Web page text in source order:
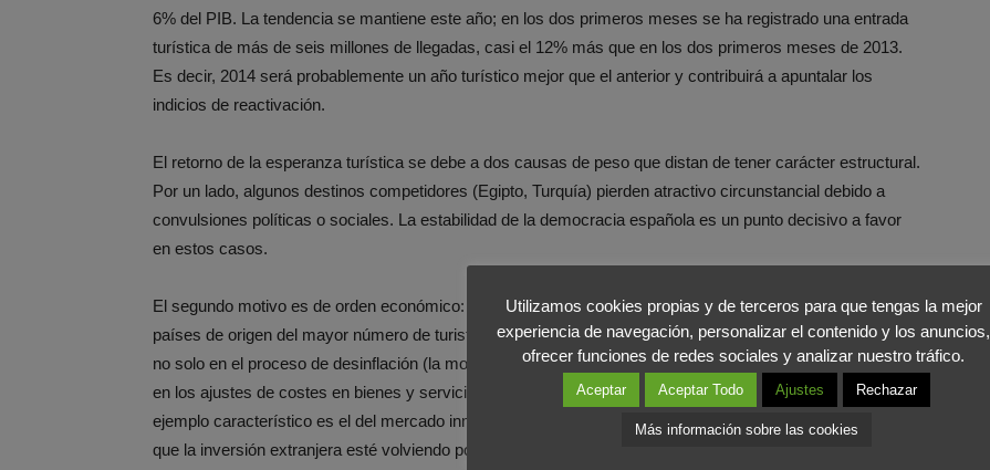
6% del PIB. La tendencia se mantiene este año; en los dos primeros meses se ha registrado una entrada
turística de más de seis millones de llegadas, casi el 12% más que en los dos primeros meses de 2013.
Es decir, 2014 será probablemente un año turístico mejor que el anterior y contribuirá a apuntalar los
indicios de reactivación.
El retorno de la esperanza turística se debe a dos causas de peso que distan de tener carácter estructural.
Por un lado, algunos destinos competidores (Egipto, Turquía) pierden atractivo circunstancial debido a
convulsiones políticas o sociales. La estabilidad de la democracia española es un punto decisivo a favor
en estos casos.
El segundo motivo es de orden económico: España es un país comparativamente barato respecto de los
países de origen del mayor número de turistas (Reino Unido, Francia, Alemania). Esta ventaja se aprecia
no solo en el proceso de desinflación (la moderación de los precios es dominante en Europa) sino también
en los ajustes de costes en bienes y servicios ejecutados en la economía española entre 2009 y 2012. El
ejemplo característico es el del mercado inmobiliario. No es casualidad, sino un fenómeno concomitante,
que la inversión extranjera esté volviendo poco a poco a apostar por la construcción.
Utilizamos cookies propias y de terceros para que tengas la mejor
experiencia de navegación, personalizar el contenido y los anuncios,
ofrecer funciones de redes sociales y analizar nuestro tráfico.
Aceptar Aceptar Todo Ajustes Rechazar
Más información sobre las cookies